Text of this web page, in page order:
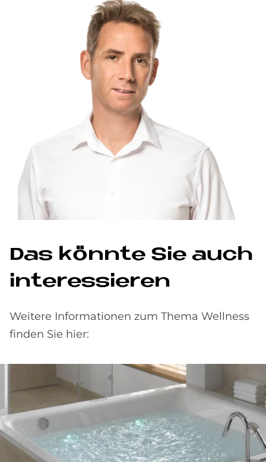
Das könnte Sie auch
interessieren
Weitere Informationen zum Thema Wellness
finden Sie hier: